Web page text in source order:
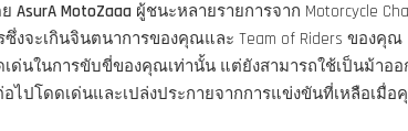
AsurA MotoZaaa ผู้ชนะหลายรายการจาก Motorcycle
จะเกินจินตนาการของคุณและ Team of Riders ของคุณ
นในการขับขี่ของคุณเท่านั้น แต่ยังสามารถใช้เป็นม้าออ
ไปโดดเด่นและเปล่งประกายจากการแข่งขันที่เหลือเมื่